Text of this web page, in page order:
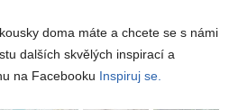
doma máte a chcete se s námi
dalších skvělých inspirací a
na Facebooku Inspiruj se.